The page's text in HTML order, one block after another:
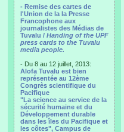
- Remise des cartes de
l'Union de la la Presse
Francophone aux
journalistes des Médias de
Tuvalu / Handing of the UPF
press cards to the Tuvalu
media people.
- Du 8 au 12 juillet, 2013:
Alofa Tuvalu est bien
représentée au 12ème
Congrès scientifique du
Pacifique
"La science au service de la
sécurité humaine et du
Développement durable
dans les îles du Pacifique et
les côtes", Campus de